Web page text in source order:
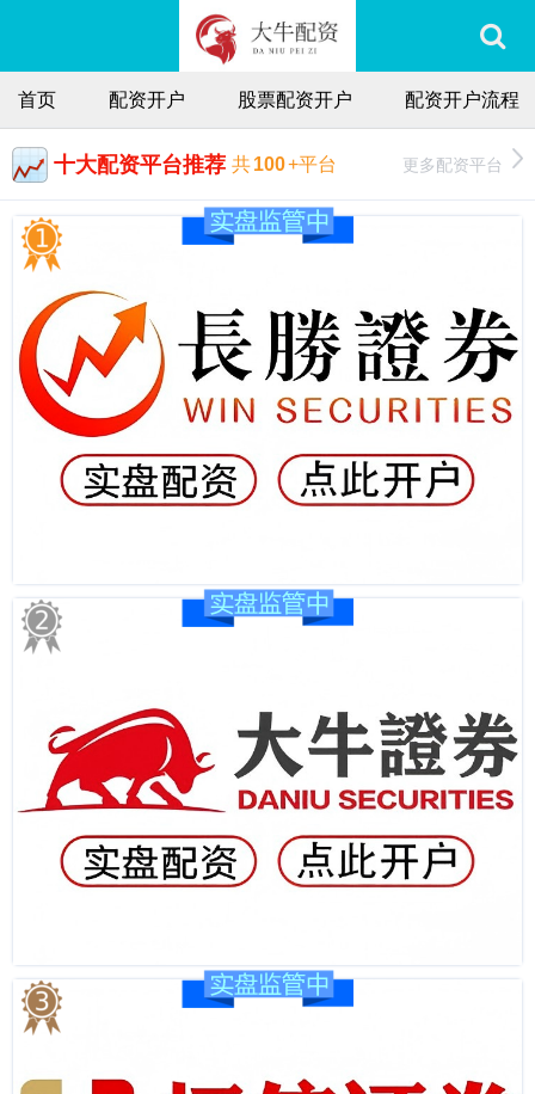
首页 配资开户 股票配资开户 配资开户流程
十大配资平台推荐 共100+平台 更多配资平台